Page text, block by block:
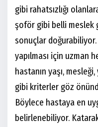
gibi rahatsızlığı
şoför gibi belli meslek
sonuçlar
yapılması için uzman
hastanın yaşı,
gibi kriterler göz
Böylece hastaya en
belirlenebiliyor.